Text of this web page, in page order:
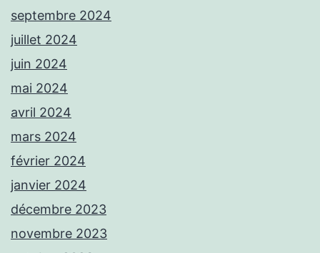
septembre 2024
juillet 2024
juin 2024
mai 2024
avril 2024
mars 2024
février 2024
janvier 2024
décembre 2023
novembre 2023